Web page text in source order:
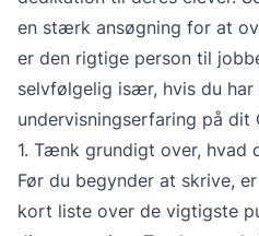
en stærk ansøgning for at
er den rigtige person til
selvfølgelig især, hvis du
undervisningserfaring på dit
1. Tænk grundigt over, hvad
Før du begynder at skrive,
kort liste over de vigtigste